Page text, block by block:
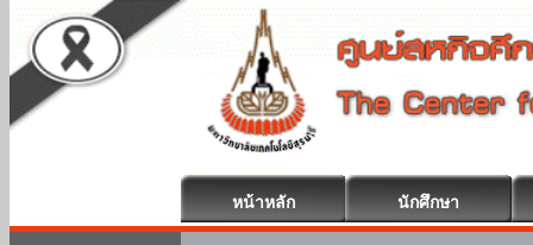
หน้าหลัก นักศึกษา